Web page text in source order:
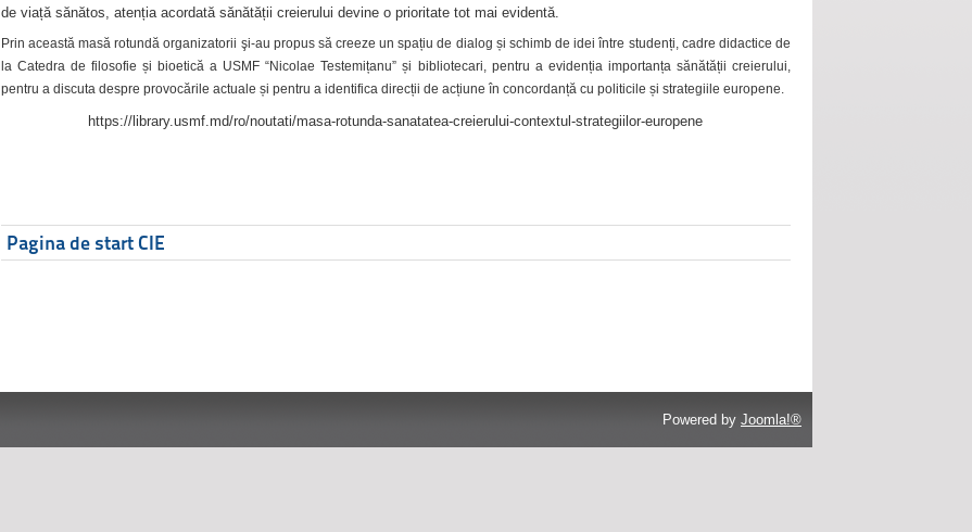
de viață sănătos, atenția acordată sănătății creierului devine o prioritate tot mai evidentă.
Prin această masă rotundă organizatorii şi-au propus să creeze un spațiu de dialog și schimb de idei între studenți, cadre didactice de
la Catedra de filosofie și bioetică a USMF “Nicolae Testemițanu” și bibliotecari, pentru a evidenția importanța sănătății creierului,
pentru a discuta despre provocările actuale și pentru a identifica direcții de acțiune în concordanță cu politicile și strategiile europene.
https://library.usmf.md/ro/noutati/masa-rotunda-sanatatea-creierului-contextul-strategiilor-europene
Pagina de start CIE
Powered by Joomla!®